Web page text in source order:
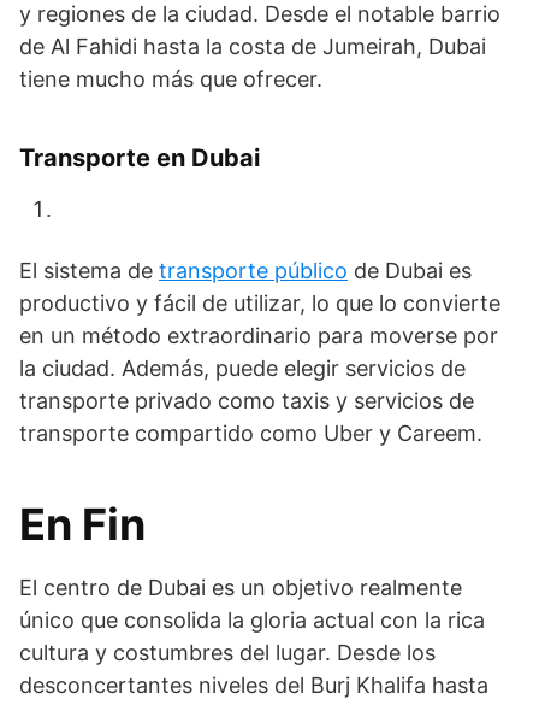
y regiones de la ciudad. Desde el notable barrio
de Al Fahidi hasta la costa de Jumeirah, Dubai
tiene mucho más que ofrecer.
Transporte en Dubai
El sistema de transporte público de Dubai es
productivo y fácil de utilizar, lo que lo convierte
en un método extraordinario para moverse por
la ciudad. Además, puede elegir servicios de
transporte privado como taxis y servicios de
transporte compartido como Uber y Careem.
En Fin
El centro de Dubai es un objetivo realmente
único que consolida la gloria actual con la rica
cultura y costumbres del lugar. Desde los
desconcertantes niveles del Burj Khalifa hasta